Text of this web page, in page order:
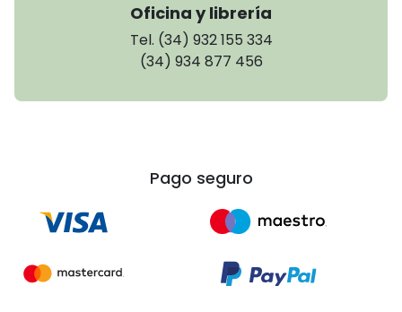
Oficina y librería
Tel. (34) 932 155 334
(34) 934 877 456
Pago seguro